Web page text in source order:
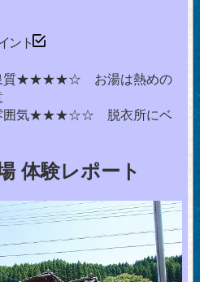
ント
★★★★☆ お湯は熱めの
気★★★☆☆ 脱衣所にベ
体験レポート